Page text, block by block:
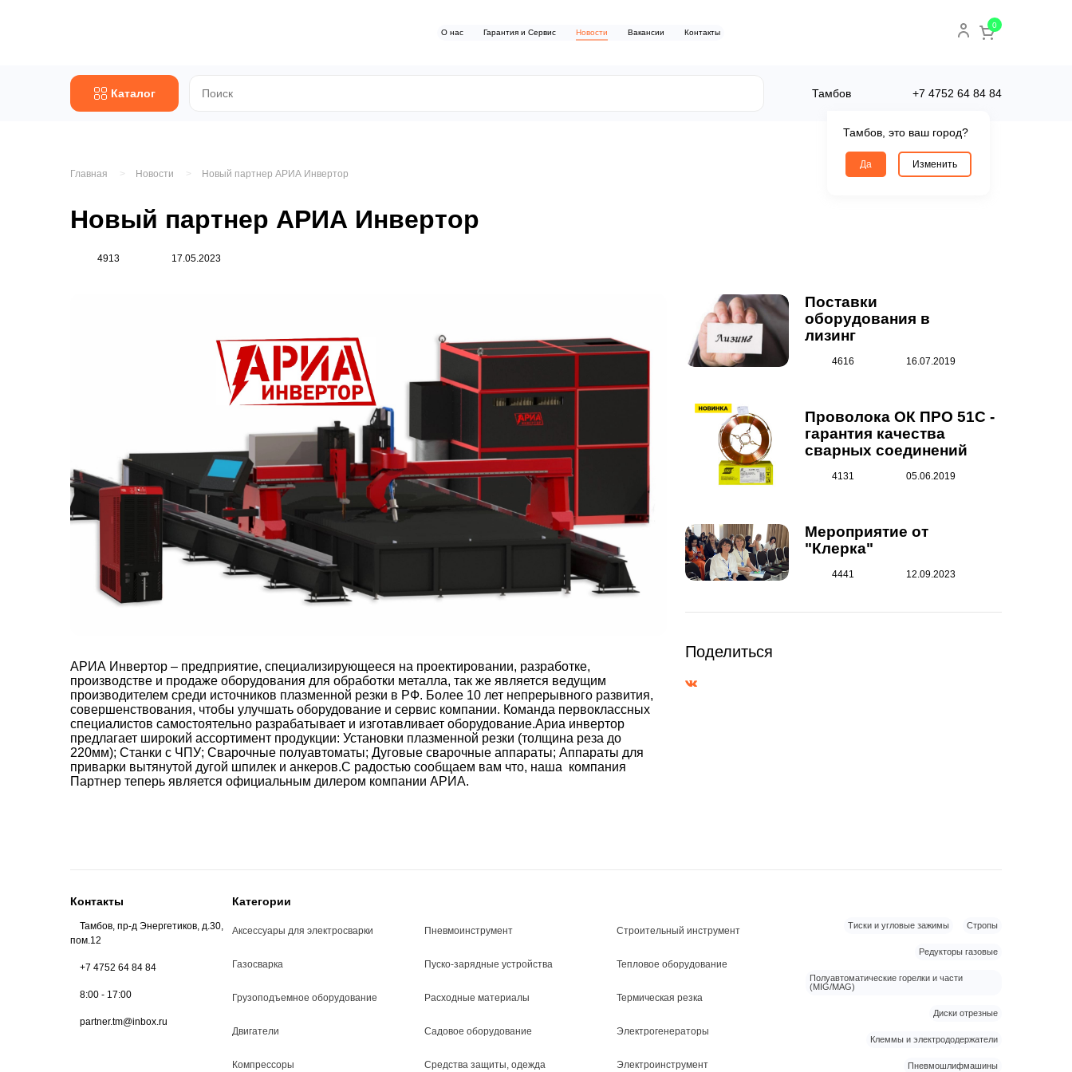
О нас Гарантия и Сервис Новости Вакансии Контакты
0
Каталог
Тамбов, это ваш город?
Да Изменить
Тамбов +7 4752 64 84 84
Главная Новости Новый партнер АРИА Инвертор
Новый партнер АРИА Инвертор
4913 17.05.2023
АРИА Инвертор – предприятие, специализирующееся на проектировании, разработке,
производстве и продаже оборудования для обработки металла, так же является ведущим
производителем среди источников плазменной резки в РФ. Более 10 лет непрерывного развития,
совершенствования, чтобы улучшать оборудование и сервис компании. Команда первоклассных
специалистов самостоятельно разрабатывает и изготавливает оборудование.Ариа инвертор
предлагает широкий ассортимент продукции: Установки плазменной резки (толщина реза до
220мм); Станки с ЧПУ; Сварочные полуавтоматы; Дуговые сварочные аппараты; Аппараты для
приварки вытянутой дугой шпилек и анкеров.С радостью сообщаем вам что, наша компания
Партнер теперь является официальным дилером компании АРИА.
Поставки
оборудования в
лизинг
4616 16.07.2019
Проволока ОК ПРО 51С -
гарантия качества
сварных соединений
4131 05.06.2019
Мероприятие от
"Клерка"
4441 12.09.2023
Поделиться
Контакты
Тамбов, пр-д Энергетиков, д.30,
пом.12
+7 4752 64 84 84
8:00 - 17:00
partner.tm@inbox.ru
Категории
Аксессуары для электросварки
Газосварка
Грузоподъемное оборудование
Двигатели
Компрессоры
Пневмоинструмент
Пуско-зарядные устройства
Расходные материалы
Садовое оборудование
Средства защиты, одежда
Строительный инструмент
Тепловое оборудование
Термическая резка
Электрогенераторы
Электроинструмент
Тиски и угловые зажимы Стропы
Редукторы газовые
Полуавтоматические горелки и части
(MIG/MAG)
Диски отрезные
Клеммы и электрододержатели
Пневмошлифмашины